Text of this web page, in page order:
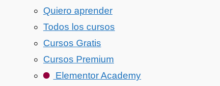
Quiero aprender
Todos los cursos
Cursos Gratis
Cursos Premium
Elementor Academy